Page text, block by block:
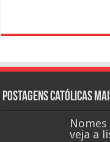
Postagens católicas
veja a